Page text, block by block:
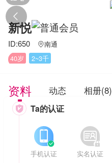

新悦
ID:650 南通
40岁
2~3千
资料 动态 相册(8)
 Ta的认证


手机认证


实名认证